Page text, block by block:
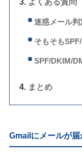
迷惑メール判
そもそも
SPF/DKIM/
まとめ
Gmailにメールが届